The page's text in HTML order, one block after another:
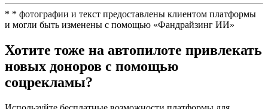
* * фотографии и текст предоставлены клиентом платформы
и могли быть изменены с помощью «Фандрайзинг ИИ»
Хотите тоже на автопилоте привлекать
новых доноров с помощью
соцрекламы?